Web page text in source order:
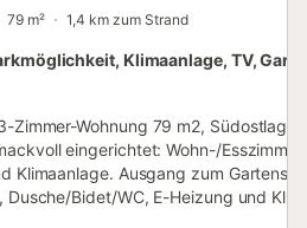
79 m² 1,4 km zum Strand
Klimaanlage, TV,
Zimmer-Wohnung 79 m2, Südostlage.
eingerichtet: Wohn-/
Klimaanlage. Ausgang zum
Bidet/WC, E-Heizung und